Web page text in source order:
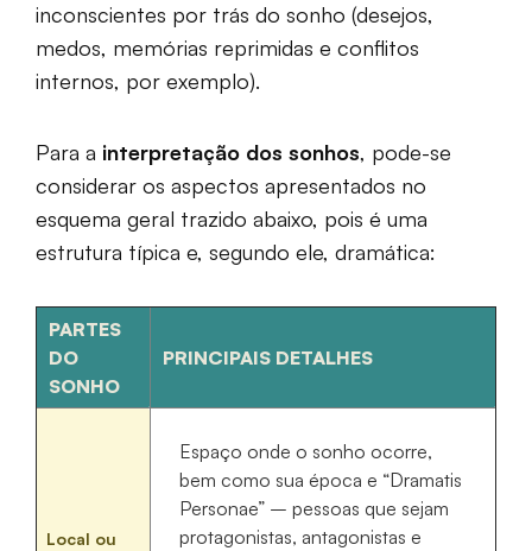
inconscientes por trás do sonho (desejos,
medos, memórias reprimidas e conflitos
internos, por exemplo).
Para a interpretação dos sonhos, pode-se
considerar os aspectos apresentados no
esquema geral trazido abaixo, pois é uma
estrutura típica e, segundo ele, dramática:
PARTES
DO
SONHO
PRINCIPAIS DETALHES
Local ou
Espaço onde o sonho ocorre,
bem como sua época e “Dramatis
Personae” – pessoas que sejam
protagonistas, antagonistas e